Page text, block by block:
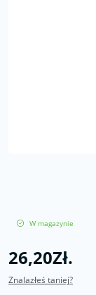
W magazynie
26,20Zł.
Znalazłeś taniej?